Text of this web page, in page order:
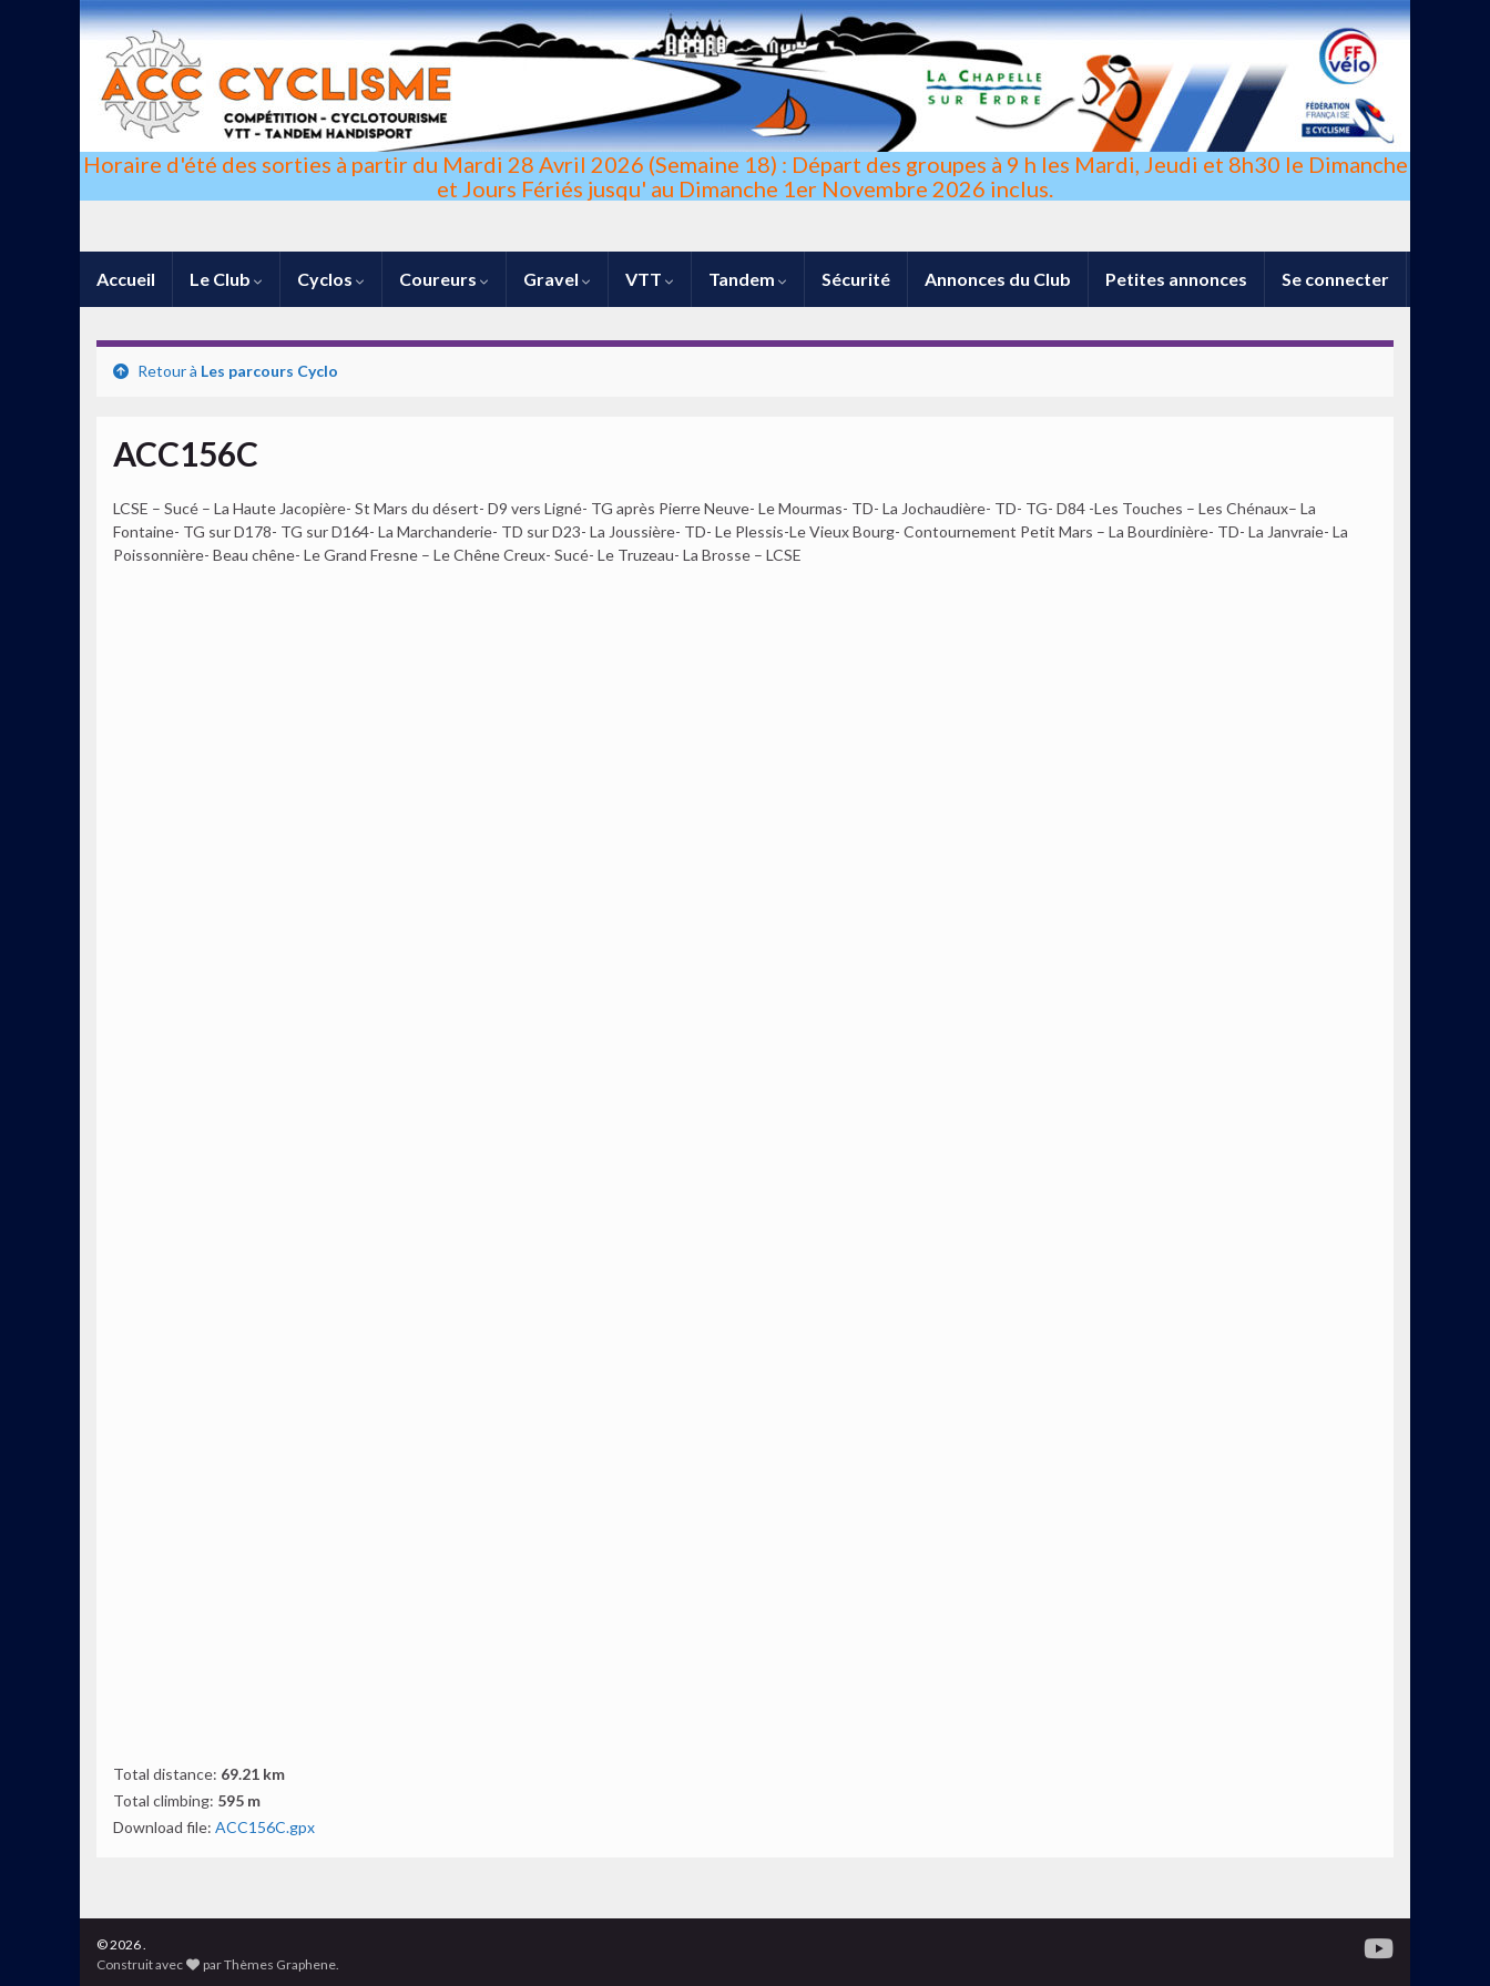
Horaire d'été des sorties à partir du Mardi 28 Avril 2026 (Semaine 18) : Départ des groupes à 9 h les Mardi, Jeudi et 8h30 le Dimanche
et Jours Fériés jusqu' au Dimanche 1er Novembre 2026 inclus.
Accueil Le Club Cyclos Coureurs Gravel VTT Tandem Sécurité Annonces du Club Petites annonces Se connecter
Retour à Les parcours Cyclo
ACC156C
LCSE – Sucé – La Haute Jacopière- St Mars du désert- D9 vers Ligné- TG après Pierre Neuve- Le Mourmas- TD- La Jochaudière- TD- TG- D84 -Les Touches – Les Chénaux– La
Fontaine- TG sur D178- TG sur D164- La Marchanderie- TD sur D23- La Joussière- TD- Le Plessis-Le Vieux Bourg- Contournement Petit Mars – La Bourdinière- TD- La Janvraie- La
Poissonnière- Beau chêne- Le Grand Fresne – Le Chêne Creux- Sucé- Le Truzeau- La Brosse – LCSE
Total distance: 69.21 km
Total climbing: 595 m
Download file: ACC156C.gpx
© 2026 .
Construit avec
parThèmes Graphene.